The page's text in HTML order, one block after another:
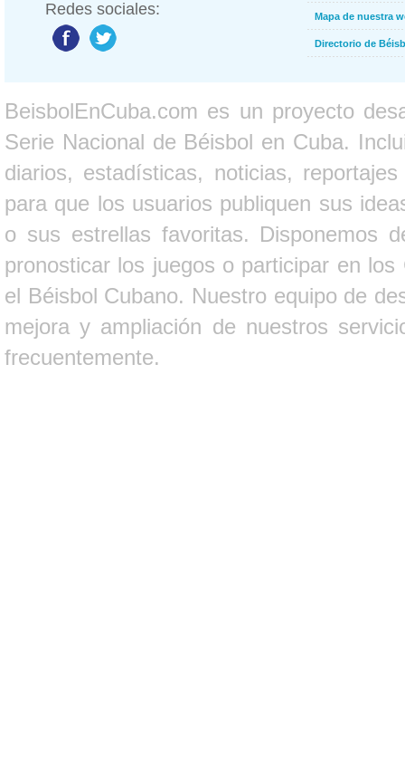
Redes sociales: Mapa de nuestra
Directorio de
BeisbolEnCuba.com es un proyecto
Serie Nacional de Béisbol en Cuba.
diarios, estadísticas, noticias,
para que los usuarios publiquen sus
o sus estrellas favoritas. Disponemos
pronosticar los juegos o participar en
el Béisbol Cubano. Nuestro equipo de
mejora y ampliación de nuestros
frecuentemente.